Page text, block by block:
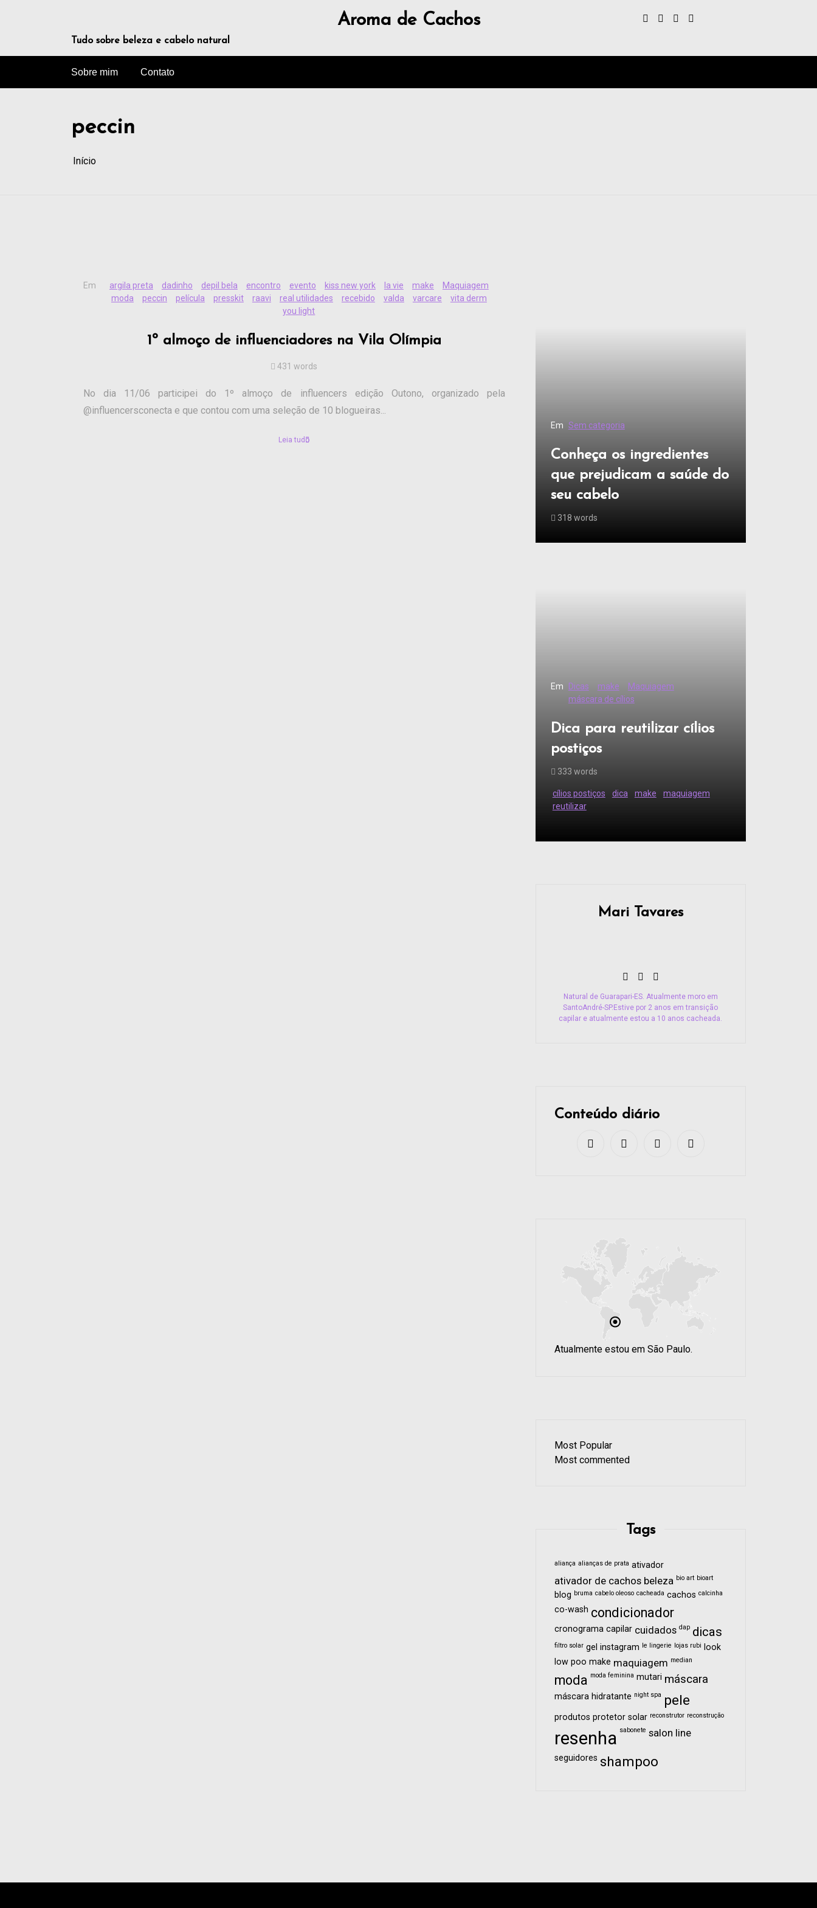
Aroma de Cachos
Tudo sobre beleza e cabelo natural
Sobre mim Contato
peccin
Início
Em argila preta dadinho depil bela encontro evento kiss new york la vie make
Maquiagem
moda
peccin película presskit raavi real utilidades recebido valda varcare
vita derm
you light
1º almoço de influenciadores na Vila Olímpia
431 words
No dia 11/06 participei do 1º almoço de influencers edição Outono, organizado pela
@influencersconecta e que contou com uma seleção de 10 blogueiras...
Leia tudo
Em Sem categoria
Conheça os ingredientes
que prejudicam a saúde do
seu cabelo
318 words
Em Dicas make
Maquiagem
máscara de cílios
Dica para reutilizar cílios
postiços
333 words
cílios postiços dica make
maquiagem
reutilizar
Mari Tavares
Natural de Guarapari-ES. Atualmente moro em
SantoAndré-SP.Estive por 2 anos em transição
capilar e atualmente estou a 10 anos cacheada.
Conteúdo diário
Atualmente estou em São Paulo.
Most Popular
Most commented
Tags
aliança alianças de prata ativador
ativador de cachos beleza bio art bioart
blog bruma cabelo oleoso cacheada cachos calcinha
co-wash condicionador
cronograma capilar cuidados dap dicas
filtro solar gel instagram le lingerie lojas rubi
look
low poo make maquiagem median
moda moda feminina mutari máscara
máscara hidratante night spa pele
produtos protetor solar reconstrutor reconstrução
resenha sabonete salon line
seguidores shampoo